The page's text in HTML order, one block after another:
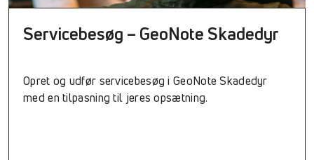
Servicebesøg – GeoNote Skadedyr
Opret og udfør servicebesøg i GeoNote Skadedyr
med en tilpasning til jeres opsætning.